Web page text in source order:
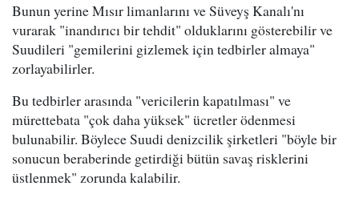
Bunun yerine Mısır limanlarını ve Süveyş Kanalı'nı
vurarak "inandırıcı bir tehdit" olduklarını gösterebilir ve
Suudileri "gemilerini gizlemek için tedbirler almaya"
zorlayabilirler.
Bu tedbirler arasında "vericilerin kapatılması" ve
mürettebata "çok daha yüksek" ücretler ödenmesi
bulunabilir. Böylece Suudi denizcilik şirketleri "böyle bir
sonucun beraberinde getirdiği bütün savaş risklerini
üstlenmek" zorunda kalabilir.